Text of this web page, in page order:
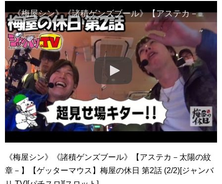
《梅屋シン》《諸積ゲンズブール》【アステカ－太陽の紋章－】【ゲッターマウス】梅屋の休日 第2話 (2/2)[ジャンバリ.TV][パチスロ][スロット]
《梅屋シン》《諸積ゲンズブール》【アステカ－太陽の紋
章－】【ゲッターマウス】梅屋の休日 第2話 (2/2)[ジャンバ